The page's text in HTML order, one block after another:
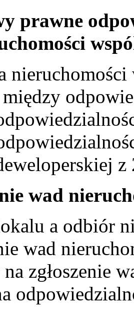
prawne
nieruchomości
wad
a odbiór
wad
zgłoszenie